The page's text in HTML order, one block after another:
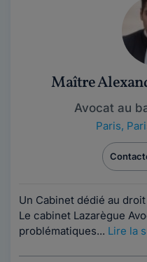
Maître
Avocat au
Paris,
Un Cabinet dédié au
Le cabinet Lazarègue
problématiques... Lire la